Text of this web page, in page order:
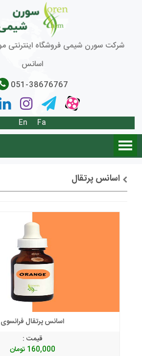
شرکت سورن شیمی فروشگاه اینترنتی
اسانس
051-38676767
Fa
En
اسانس پرتقال
اسانس پرتقال فرانسوی
قیمت :
160,000 تومان